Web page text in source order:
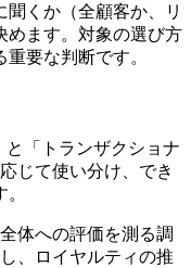
聞くか（全顧客か、リ
めます。対象の選び方
要な判断です。
と「トランザクショナ
じて使い分け、でき
体への評価を測る調
、ロイヤルティの推